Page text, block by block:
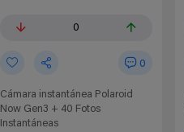
0
0
Cámara instantánea Polaroid
Now Gen3 + 40 Fotos
Instantáneas